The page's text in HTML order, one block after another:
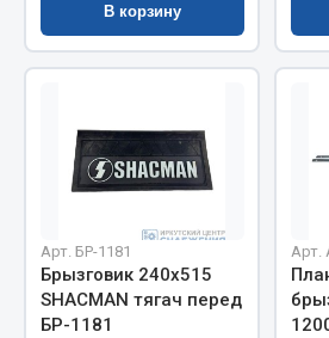
Лента конвейерная
Манжеты
Прокладки
Рукава высокого давления
Весь раздел
В корзину
Арт. БР-1181
Брызговик 240х515
SHACMAN тягач перед
БР-1181
Арт.